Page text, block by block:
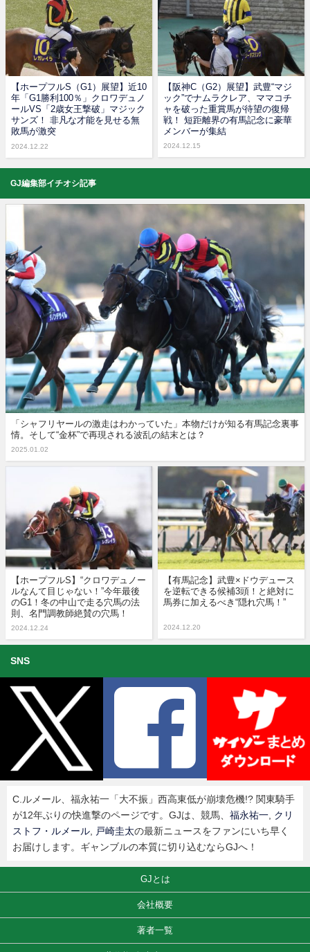
【ホープフルS（G1）展望】近10
年「G1勝利100％」クロワデュノ
ールVS「2歳女王撃破」マジック
サンズ！ 非凡な才能を見せる無
敗馬が激突
2024.12.22
【阪神C（G2）展望】武豊“マジ
ック”でナムラクレア、ママコチ
ャを破った重賞馬が待望の復帰
戦！ 短距離界の有馬記念に豪華
メンバーが集結
2024.12.15
GJ編集部イチオシ記事
「シャフリヤールの激走はわかっていた」本物だけが知る有馬記念裏事
情。そして“金杯”で再現される波乱の結末とは？
2025.01.02
【ホープフルS】“クロワデュノー
ルなんて目じゃない！”今年最後
のG1！冬の中山で走る穴馬の法
則、名門調教師絶賛の穴馬！
2024.12.24
【有馬記念】武豊×ドウデュース
を逆転できる候補3頭！と絶対に
馬券に加えるべき“隠れ穴馬！”
2024.12.20
SNS
C.ルメール、福永祐一「大不振」西高東低が崩壊危機!? 関東騎手
が12年ぶりの快進撃のページです。GJは、競馬、 福永祐一 クリ
ストフ・ルメール
戸崎圭太の最新ニュースをファンにいち早く
お届けします。ギャンブルの本質に切り込むならGJへ！
GJとは
会社概要
著者一覧